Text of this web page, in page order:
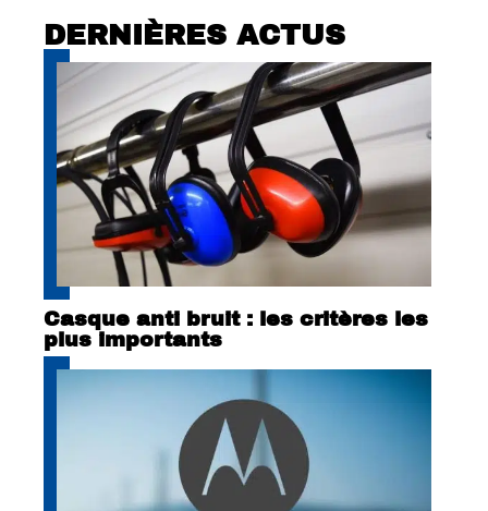
DERNIÈRES ACTUS
Casque anti bruit : les critères les
plus importants